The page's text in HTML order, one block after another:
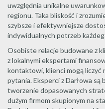
uwzględnia unikalne
regionu. Taka bliskość i
szybsze i efektywniejsze
indywidualnych potrzeb
Osobiste relacje budowane z
z lokalnymi ekspertami
kontaktowi, klienci mogą liczyć
pytania. Eksperci z Darłowa
tworzenie dopasowanych
dużym firmom skupionym na